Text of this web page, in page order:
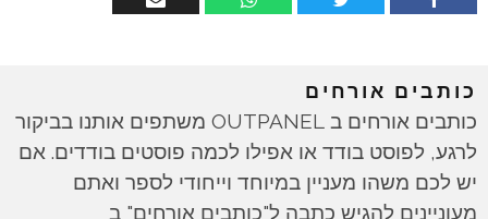
כותבים אורחים
כותבים אורחים ב OUTPANEL משתפים אותנו בביקור
לרגע, לפוסט בודד או אפילו לכמה פוסטים בודדים. אם
יש לכם משהו מעניין במיוחד וייחודי לספר ואתם
מעוניינים להגיש כתבה ל"כותבים אורחים" ב